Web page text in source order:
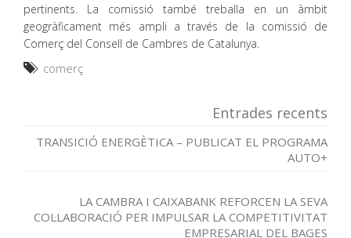
pertinents. La comissió també treballa en un àmbit
geogràficament més ampli a través de la comissió de
Comerç del Consell de Cambres de Catalunya.
comerç
Entrades recents
TRANSICIÓ ENERGÈTICA – PUBLICAT EL PROGRAMA
AUTO+
LA CAMBRA I CAIXABANK REFORCEN LA SEVA
COL·LABORACIÓ PER IMPULSAR LA COMPETITIVITAT
EMPRESARIAL DEL BAGES